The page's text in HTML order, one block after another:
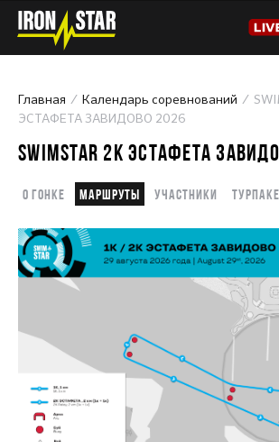
Главная Календарь соревнований
ЭСТАФЕТА ЗАВИДОВО 2026
SWIMSTAR 2K ЭСТАФЕТА
О гонке Маршруты Участники